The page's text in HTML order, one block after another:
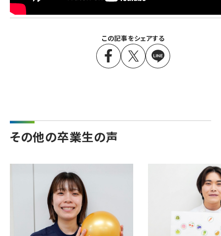
この記事をシェアする
その他の卒業生の声